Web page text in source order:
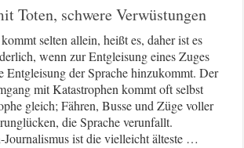
Toten, schwere Verwüstungen
selten allein, heißt es, daher ist es
wenn zur Entgleisung eines Zuges
Entgleisung der Sprache hinzukommt. Der
mit Katastrophen kommt oft selbst
gleich; Fähren, Busse und Züge voller
die Sprache verunfallt.
Journalismus ist die vielleicht älteste …